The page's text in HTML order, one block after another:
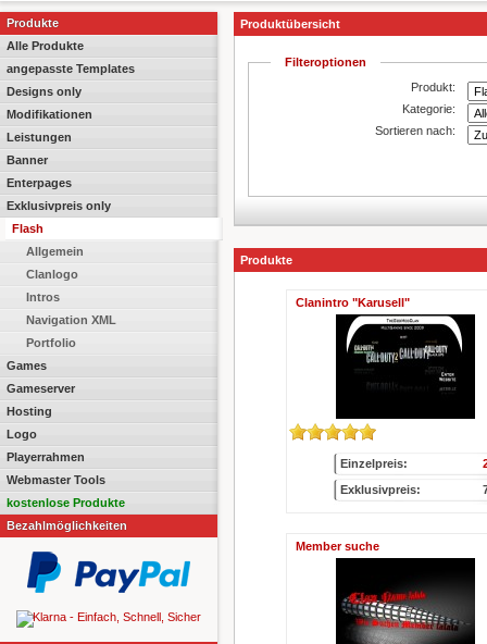
Produkte
Alle Produkte
angepasste Templates
Designs only
Modifikationen
Leistungen
Banner
Enterpages
Exklusivpreis only
Flash
Allgemein
Clanlogo
Intros
Navigation XML
Portfolio
Games
Gameserver
Hosting
Logo
Playerrahmen
Webmaster Tools
kostenlose Produkte
Bezahlmöglichkeiten
Produktübersicht
Filteroptionen
Produkt:
Kategorie:
Sortieren nach:
Produkte
Clanintro "Karusell"
Einzelpreis:
Exklusivpreis:
Member suche